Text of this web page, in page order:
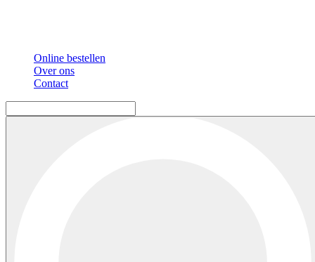
Online bestellen
Over ons
Contact